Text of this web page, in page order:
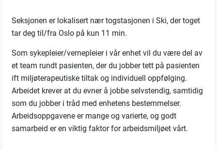
Seksjonen er lokalisert nær togstasjonen i Ski, der toget
tar deg til/fra Oslo på kun 11 min.
Som sykepleier/vernepleier i vår enhet vil du være del av
et team rundt pasienten, der du jobber tett på pasienten
ift miljøterapeutiske tiltak og individuell oppfølging.
Arbeidet krever at du evner å jobbe selvstendig, samtidig
som du jobber i tråd med enhetens bestemmelser.
Arbeidsoppgavene er mange og varierte, og godt
samarbeid er en viktig faktor for arbeidsmiljøet vårt.